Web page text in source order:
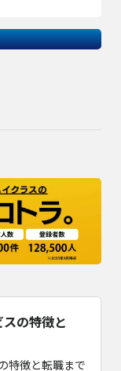
の特徴と
特徴と転職まで